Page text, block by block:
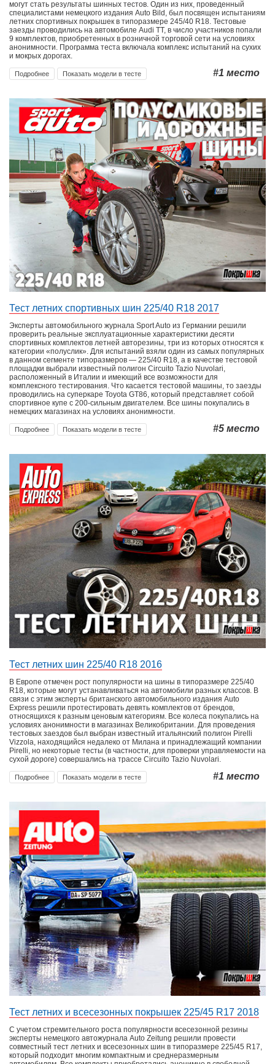
могут стать результаты шинных тестов. Один из них, проведенный
специалистами немецкого издания Auto Bild, был посвящен испытаниям
летних спортивных покрышек в типоразмере 245/40 R18. Тестовые
заезды проводились на автомобиле Audi TT, в число участников попали
9 комплектов, приобретенных в розничной торговой сети на условиях
анонимности. Программа теста включала комплекс испытаний на сухих
и мокрых дорогах.
Подробнее Показать модели в тесте #1 место
Тест летних спортивных шин 225/40 R18 2017
Эксперты автомобильного журнала Sport Auto из Германии решили
проверить реальные эксплуатационные характеристики десяти
спортивных комплектов летней авторезины, три из которых относятся к
категории «полуслик». Для испытаний взяли один из самых популярных
в данном сегменте типоразмеров — 225/40 R18, а в качестве тестовой
площадки выбрали известный полигон Circuito Tazio Nuvolari,
расположенный в Италии и имеющий все возможности для
комплексного тестирования. Что касается тестовой машины, то заезды
проводились на суперкаре Toyota GT86, который представляет собой
спортивное купе с 200-сильным двигателем. Все шины покупались в
немецких магазинах на условиях анонимности.
Подробнее Показать модели в тесте #5 место
Тест летних шин 225/40 R18 2016
В Европе отмечен рост популярности на шины в типоразмере 225/40
R18, которые могут устанавливаться на автомобили разных классов. В
связи с этим эксперты британского автомобильного издания Auto
Express решили протестировать девять комплектов от брендов,
относящихся к разным ценовым категориям. Все колеса покупались на
условиях анонимности в магазинах Великобритании. Для проведения
тестовых заездов был выбран известный итальянский полигон Pirelli
Vizzola, находящийся недалеко от Милана и принадлежащий компании
Pirelli, но некоторые тесты (в частности, для проверки управляемости на
сухой дороге) совершались на трассе Circuito Tazio Nuvolari.
Подробнее Показать модели в тесте #1 место
Тест летних и всесезонных покрышек 225/45 R17 2018
С учетом стремительного роста популярности всесезонной резины
эксперты немецкого автожурнала Auto Zeitung решили провести
совместный тест летних и всесезонных шин в типоразмере 225/45 R17,
который подходит многим компактным и среднеразмерным